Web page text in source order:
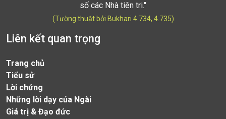
số các Nhà tiên tri."
(Tường thuật bởi Bukhari 4.734, 4.735)
Liên kết quan trọng
Trang chủ
Tiểu sử
Lời chứng
Những lời dạy của Ngài
Giá trị & Đạo đức